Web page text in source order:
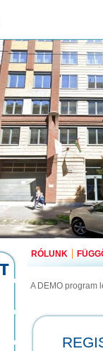
RÓLUNK
A DEMO program